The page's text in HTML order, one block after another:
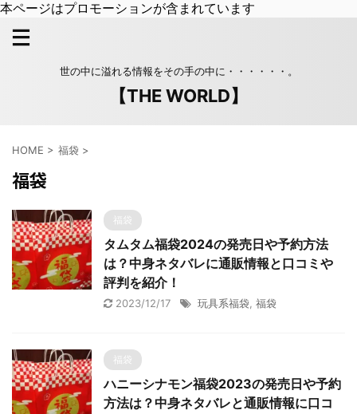
本ページはプロモーションが含まれています
世の中に溢れる情報をその手の中に・・・・・・。
【THE WORLD】
HOME > 福袋 >
福袋
福袋
タムタム福袋2024の発売日や予約方法
は？中身ネタバレに通販情報と口コミや
評判を紹介！
2023/12/17 玩具系福袋 福袋
福袋
ハニーシナモン福袋2023の発売日や予約
方法は？中身ネタバレと通販情報に口コ